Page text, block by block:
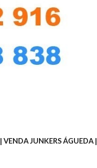
JUNKERS ÁGUEDA |